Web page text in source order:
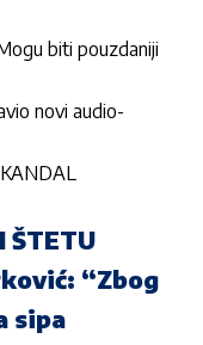
biti pouzdaniji
novi audio-
ŠTETU
“Zbog
sipa